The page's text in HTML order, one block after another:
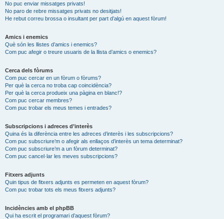
No puc enviar missatges privats!
No paro de rebre missatges privats no desitjats!
He rebut correu brossa o insultant per part d’algú en aquest fòrum!
Amics i enemics
Què són les llistes d’amics i enemics?
Com puc afegir o treure usuaris de la llista d’amics o enemics?
Cerca dels fòrums
Com puc cercar en un fòrum o fòrums?
Per què la cerca no troba cap coincidència?
Per què la cerca produeix una pàgina en blanc!?
Com puc cercar membres?
Com puc trobar els meus temes i entrades?
Subscripcions i adreces d’interès
Quina és la diferència entre les adreces d’interès i les subscripcions?
Com puc subscriure’m o afegir als enllaços d’interès un tema determinat?
Com puc subscriure’m a un fòrum determinat?
Com puc cancel·lar les meves subscripcions?
Fitxers adjunts
Quin tipus de fitxers adjunts es permeten en aquest fòrum?
Com puc trobar tots els meus fitxers adjunts?
Incidències amb el phpBB
Qui ha escrit el programari d’aquest fòrum?